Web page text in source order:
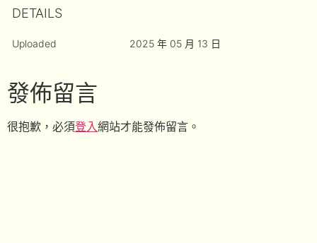
DETAILS
Uploaded 2025 年 05 月 13 日
發佈留言
很抱歉，必須登入網站才能發佈留言。